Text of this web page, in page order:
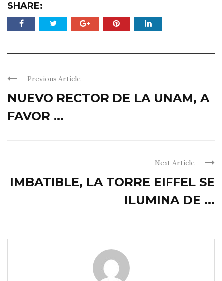
SHARE:
Previous Article
NUEVO RECTOR DE LA UNAM, A
FAVOR ...
Next Article
IMBATIBLE, LA TORRE EIFFEL SE
ILUMINA DE ...